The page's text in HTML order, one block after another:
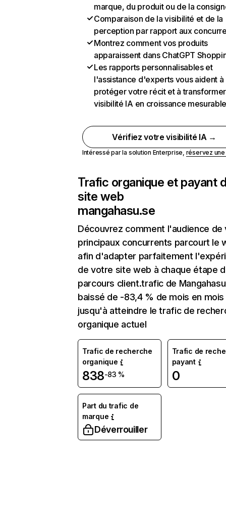
marque, du produit ou de la
Comparaison de la visibilité et de la
perception par rapport aux
Montrez comment vos produits
apparaissent dans ChatGPT
Les rapports personnalisables et
l'assistance d'experts vous aident à
protéger votre récit et à
visibilité IA en croissance
Vérifiez votre visibilité IA →
Intéressé par la solution Enterprise, réservez
Trafic organique et payant
site web
mangahasu.se
Découvrez comment l'audience de
principaux concurrents parcourt le
afin d'adapter parfaitement
de votre site web à chaque étape
parcours client.trafic de
baissé de -83,4 % de mois en mois
jusqu'à atteindre le trafic de
organique actuel
Trafic de recherche
organique
838-83 %
Trafic de
payant
0
Part du trafic de
marque
Déverrouiller